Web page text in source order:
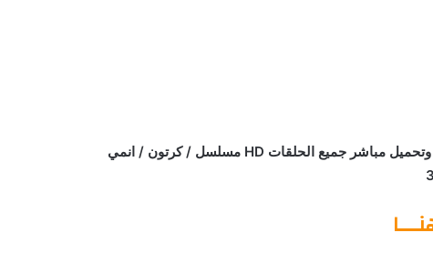
مشاهدة وتحميل الحلقة 3 من المحقق كونان الجزء الاول مدبلج ح3 اون لاين كاملة يوتيوب بأعلي جودة علي اكثر من سيرفر وتحميل مباشر جميع الحلقات HD مسلسل / كرتون / انمي